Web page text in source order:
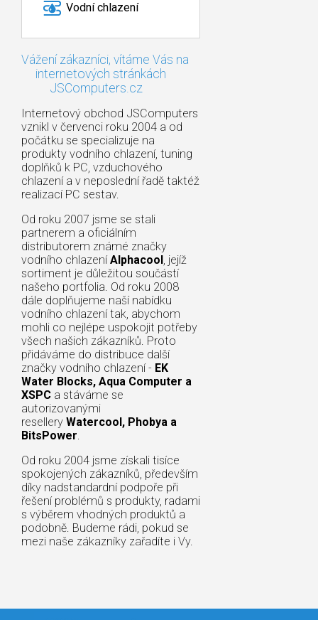
Vodní chlazení
Vážení zákazníci, vítáme Vás na
internetových stránkách
JSComputers.cz
Internetový obchod JSComputers
vznikl v červenci roku 2004 a od
počátku se specializuje na
produkty vodního chlazení, tuning
doplňků k PC, vzduchového
chlazení a v neposlední řadě taktéž
realizací PC sestav.
Od roku 2007 jsme se stali
partnerem a oficiálním
distributorem známé značky
vodního chlazení Alphacool, jejíž
sortiment je důležitou součástí
našeho portfolia. Od roku 2008
dále doplňujeme naší nabídku
vodního chlazení tak, abychom
mohli co nejlépe uspokojit potřeby
všech našich zákazníků. Proto
přidáváme do distribuce další
značky vodního chlazení - EK
Water Blocks, Aqua Computer a
XSPC a stáváme se
autorizovanými
resellery Watercool, Phobya a
BitsPower.
Od roku 2004 jsme získali tisíce
spokojených zákazníků, především
díky nadstandardní podpoře při
řešení problémů s produkty, radami
s výběrem vhodných produktů a
podobně. Budeme rádi, pokud se
mezi naše zákazníky zařadíte i Vy.